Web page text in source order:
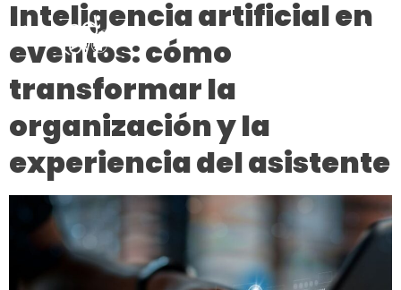
Inteligencia artificial en
eventos: cómo
transformar la
organización y la
experiencia del asistente